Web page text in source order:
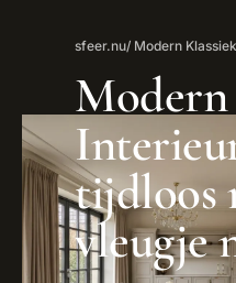
sfeer.nu/ Modern Klassiek
Modern
tijdloos
vleugje